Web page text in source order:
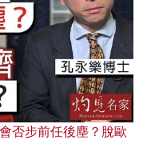
否步前任後塵？脫歐